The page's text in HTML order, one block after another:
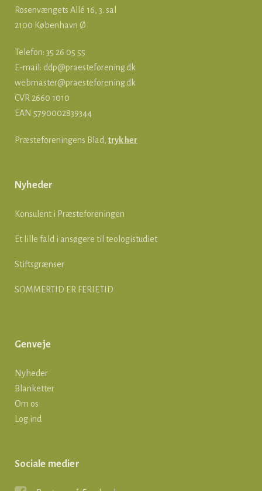
Rosenvængets Allé 16, 3. sal
2100 København Ø
Telefon: 35 26 05 55
E-mail: ddp@praesteforening.dk
webmaster@praesteforening.dk
CVR 2660 1010
EAN 5790002839344
Præsteforeningens Blad, tryk her
Nyheder
Konsulent i Præsteforeningen
Et lille fald i ansøgere til teologistudiet
Stiftsgrænser
SOMMERTID ER FERIETID
Genveje
Nyheder
Blanketter
Om os
Log ind
Sociale medier